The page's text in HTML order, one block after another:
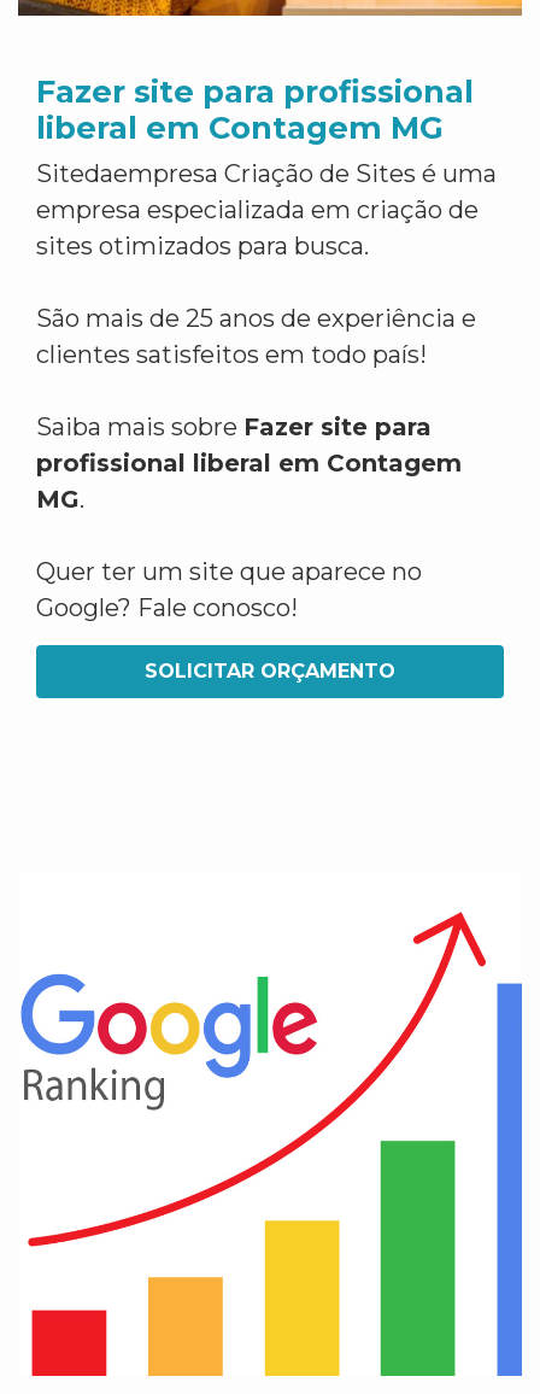
Fazer site para profissional
liberal em Contagem MG
Sitedaempresa Criação de Sites é uma
empresa especializada em criação de
sites otimizados para busca.
São mais de 25 anos de experiência e
clientes satisfeitos em todo país!
Saiba mais sobre Fazer site para
profissional liberal em Contagem
MG.
Quer ter um site que aparece no
Google? Fale conosco!
SOLICITAR ORÇAMENTO